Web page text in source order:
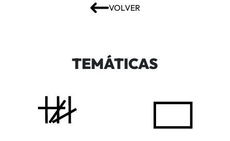
VOLVER
TEMÁTICAS